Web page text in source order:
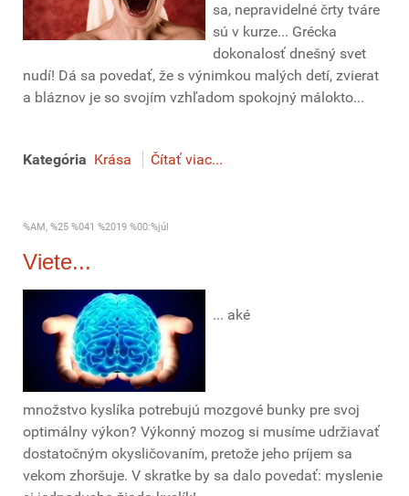
sa, nepravidelné črty tváre
sú v kurze... Grécka
dokonalosť dnešný svet
nudí! Dá sa povedať, že s výnimkou malých detí, zvierat
a bláznov je so svojím vzhľadom spokojný málokto...
Kategória Krása Čítať viac...
%AM, %25 %041 %2019 %00:%júl
Viete...
... aké
množstvo kyslíka potrebujú mozgové bunky pre svoj
optimálny výkon? Výkonný mozog si musíme udržiavať
dostatočným okysličovaním, pretože jeho príjem sa
vekom zhoršuje. V skratke by sa dalo povedať: myslenie